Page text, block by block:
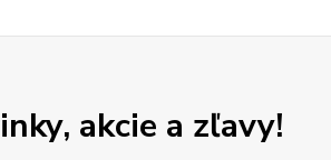
akcie a zľavy!